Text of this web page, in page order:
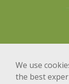
We use
the best